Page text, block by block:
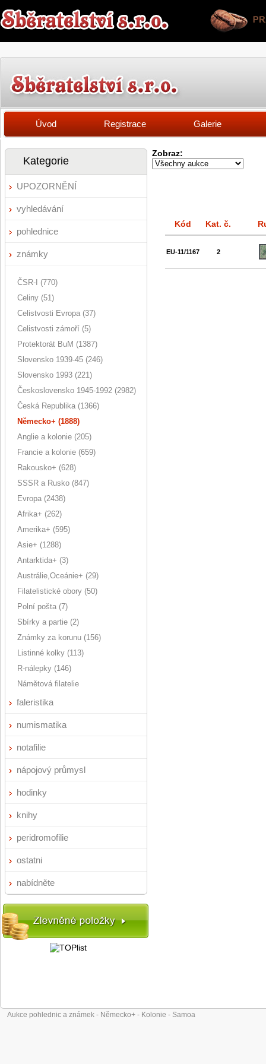
Úvod Registrace Galerie
Kategorie
UPOZORNĚNÍ
vyhledávání
pohlednice
známky
ČSR-I (770)
Celiny (51)
Celistvosti Evropa (37)
Celistvosti zámoří (5)
Protektorát BuM (1387)
Slovensko 1939-45 (246)
Slovensko 1993 (221)
Československo 1945-1992 (2982)
Česká Republika (1366)
Německo+ (1888)
Anglie a kolonie (205)
Francie a kolonie (659)
Rakousko+ (628)
SSSR a Rusko (847)
Evropa (2438)
Afrika+ (262)
Amerika+ (595)
Asie+ (1288)
Antarktida+ (3)
Austrálie,Oceánie+ (29)
Filatelistické obory (50)
Polní pošta (7)
Sbírky a partie (2)
Známky za korunu (156)
Listinné kolky (113)
R-nálepky (146)
Námětová filatelie
faleristika
numismatika
notafilie
nápojový průmysl
hodinky
knihy
peridromofilie
ostatni
nabídněte
Zobraz:
Kód Kat. č.
EU-11/1167 2
Aukce pohlednic a známek - Německo+ - Kolonie - Samoa